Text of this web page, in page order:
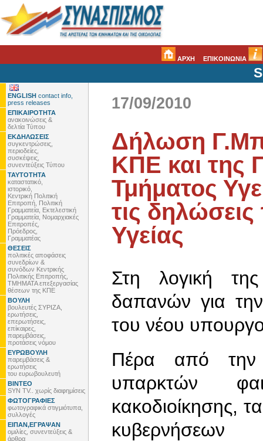
ΑΡΧΗ ΕΠΙΚΟΙΝΩΝΙΑ
ENGLISH contact info,
press releases
ΕΠΙΚΑΙΡΟΤΗΤΑ
ανακοινώσεις &
δελτία Τύπου
ΕΚΔΗΛΩΣΕΙΣ
συγκεντρώσεις,
περιοδείες,
συσκέψεις,
συνεντεύξεις Τύπου
ΤΑΥΤΟΤΗΤΑ
καταστατικό,
ιστορικό,
Κεντρική Πολιτική
Επιτροπή, Πολιτική
Γραμματεία, Εκτελεστική
Γραμματεία, Νομαρχιακές
Επιτροπές,
Πρόεδρος,
Γραμματέας
ΘΕΣΕΙΣ
πολιτικές αποφάσεις
συνεδρίων &
συνόδων Κεντρικής
Πολιτικής Επιτροπής,
ΤΜΗΜΑΤΑ επεξεργασίας
θέσεων της ΚΠΕ
ΒΟΥΛΗ
βουλευτές ΣΥΡΙΖΑ,
ερωτήσεις,
επερωτήσεις,
επίκαιρες,
παρεμβάσεις,
προτάσεις νόμου
ΕΥΡΩΒΟΥΛΗ
παρεμβάσεις &
ερωτήσεις
του ευρωβουλευτή
ΒΙΝΤΕΟ
SYN TV.. χωρίς διαφημίσεις
ΦΩΤΟΓΡΑΦΙΕΣ
φωτογραφικά στιγμιότυπα,
συλλογές
ΕΙΠΑΝ,ΕΓΡΑΨΑΝ
ομιλίες, συνεντεύξεις &
άρθρα
17/09/2010
Δήλωση
ΚΠΕ και της
Τμήματος
τις
Υγείας
Στη λογική
δαπανών για την
του νέου
Πέρα από την
υπαρκτών
κακοδιοίκησης,